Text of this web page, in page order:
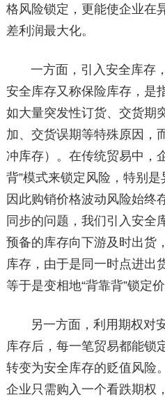
格风险锁定，更能使企业在
差利润最大化。
一方面，引入安全库存
安全库存又称保险库存，是
如大量突发性订货、交货期
加、交货误期等特殊原因，
冲库存）。在传统贸易中，
背”模式来锁定风险，特别是
因此购销价格波动风险始终
同步的问题，我们引入安全
预备的库存向下游及时出货
库存，由于是同一时点进出
等于是变相地“背靠背”锁定
另一方面，利用期权对
库存后，每一笔贸易都能锁
转变为安全库存的贬值风险
企业只需购入一个看跌期权